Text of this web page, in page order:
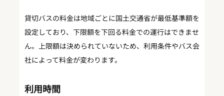
貸切バスの料金は地域ごとに国土交通省が最低基準額を
設定しており、下限額を下回る料金での運行はできませ
ん。上限額は決められていないため、利用条件やバス会
社によって料金が変わります。
利用時間